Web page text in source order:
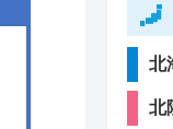
北
北